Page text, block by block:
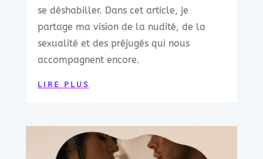
se déshabiller. Dans cet article, je
partage ma vision de la nudité, de la
sexualité et des préjugés qui nous
accompagnent encore.
LIRE PLUS